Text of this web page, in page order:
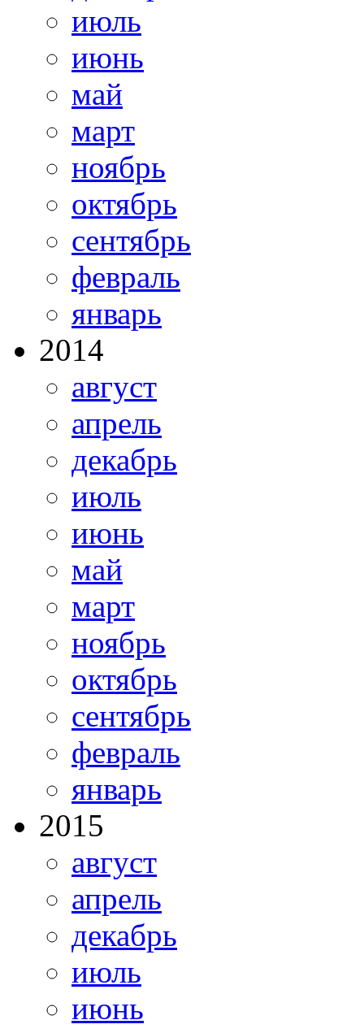
июль
июнь
май
март
ноябрь
октябрь
сентябрь
февраль
январь
2014
август
апрель
декабрь
июль
июнь
май
март
ноябрь
октябрь
сентябрь
февраль
январь
2015
август
апрель
декабрь
июль
июнь